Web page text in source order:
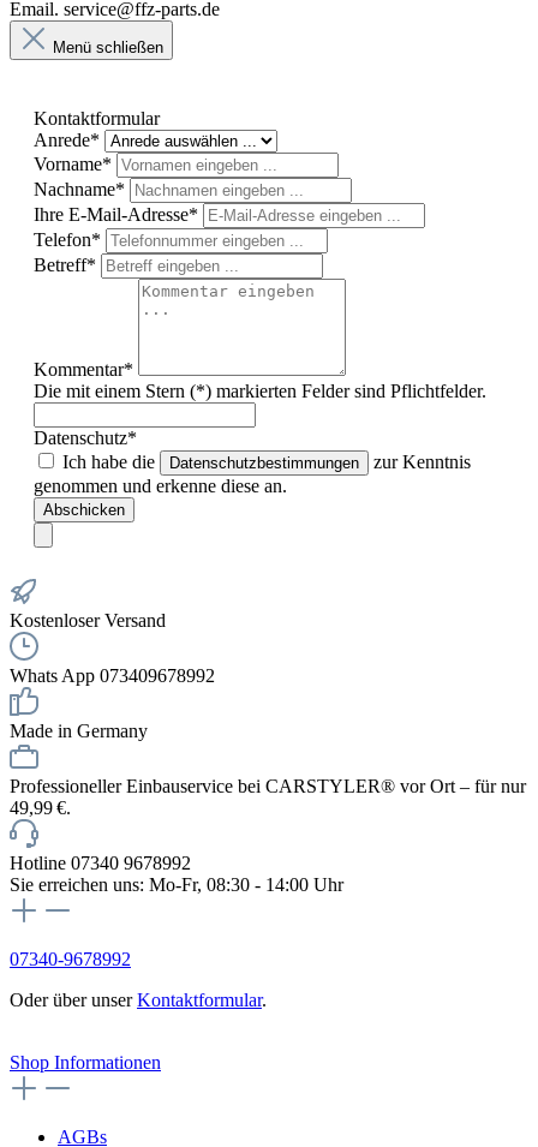
Email. service@ffz-parts.de
Menü schließen
Kontaktformular
Anrede*
Vorname*
Nachname*
Ihre E-Mail-Adresse*
Telefon*
Betreff*
Kommentar*
Die mit einem Stern (*) markierten Felder sind Pflichtfelder.
Datenschutz*
Ich habe die
Datenschutzbestimmungen
zur Kenntnis
genommen und erkenne diese an.
Abschicken
Kostenloser Versand
Whats App 073409678992
Made in Germany
Professioneller Einbauservice bei CARSTYLER® vor Ort – für nur
49,99 €.
Hotline 07340 9678992
Sie erreichen uns: Mo-Fr, 08:30 - 14:00 Uhr
07340-9678992
Oder über unserKontaktformular.
Shop Informationen
AGBs